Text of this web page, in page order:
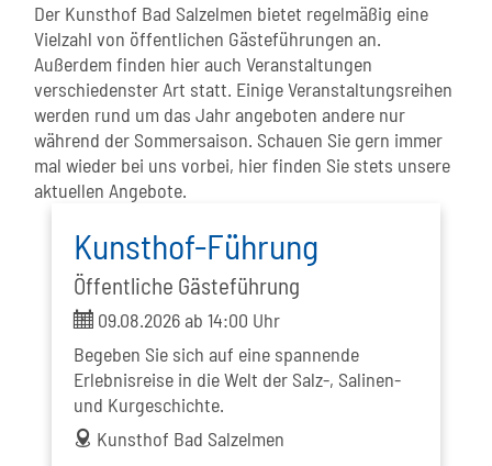
Der Kunsthof Bad Salzelmen bietet regelmäßig eine
Vielzahl von öffentlichen Gästeführungen an.
Außerdem finden hier auch Veranstaltungen
verschiedenster Art statt. Einige Veranstaltungsreihen
werden rund um das Jahr angeboten andere nur
während der Sommersaison. Schauen Sie gern immer
mal wieder bei uns vorbei, hier finden Sie stets unsere
aktuellen Angebote.
Kunsthof-Führung
Öffentliche Gästeführung
ticket
09.08.2026 ab 14:00 Uhr
Begeben Sie sich auf eine spannende
Erlebnisreise in die Welt der Salz-, Salinen-
und Kurgeschichte.
address
Kunsthof Bad Salzelmen